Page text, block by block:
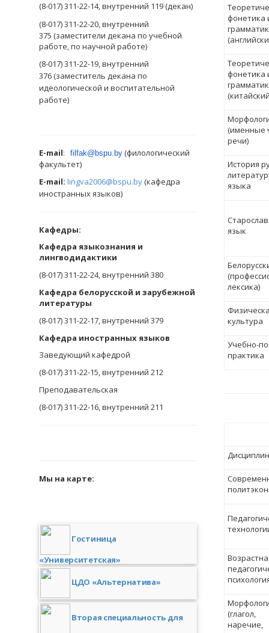
(8-017)311-22-14, внутренний 119 (декан)
(8-017)311-22-20, внутренний
375 (заместители декана по учебной
работе, по научной работе)
(8-017)311-22-19, внутренний
376(заместитель декана по
идеологической и воспитательной
работе)
E-mail: filfak@bspu.by (филологический
факультет)
E-mail: lingva2006@bspu.by(кафедра
иностранных языков)
Кафедры:
Кафедра языкознания и
лингводидактики
(8-017)311-22-24, внутренний 380
Кафедра белорусской и зарубежной
литературы
(8-017)311-22-17, внутренний 379
Кафедра иностранных языков
Заведующий кафедрой
(8-017)311-22-15, внутренний 212
Преподавательская
(8-017)311-22-16, внутренний 211
Мы на карте:
Гостиница
«Университетская»
ЦДО «Альтернатива»
Вторая специальность для
фонетика
фонетика
(именные
речи)
История
языка
язык
лексика)
культура
Учебно-
практика
(глагол,
наречие,